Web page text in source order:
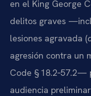
en el King George
delitos graves
lesiones agravada (
agresión contra un
Code § 18.2‑57.2—
audiencia